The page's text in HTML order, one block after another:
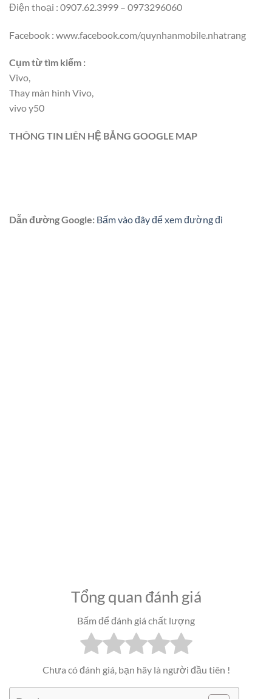
Điện thoại : 0907.62.3999 – 0973296060
Facebook : www.facebook.com/quynhanmobile.nhatrang
Cụm từ tìm kiếm :
Vivo,
Thay màn hình Vivo,
vivo y50
THÔNG TIN LIÊN HỆ BẲNG GOOGLE MAP
Dẫn đường Google: Bấm vào đây để xem đường đi
Tổng quan đánh giá
Bấm để đánh giá chất lượng
Chưa có đánh giá, bạn hãy là người đầu tiên !